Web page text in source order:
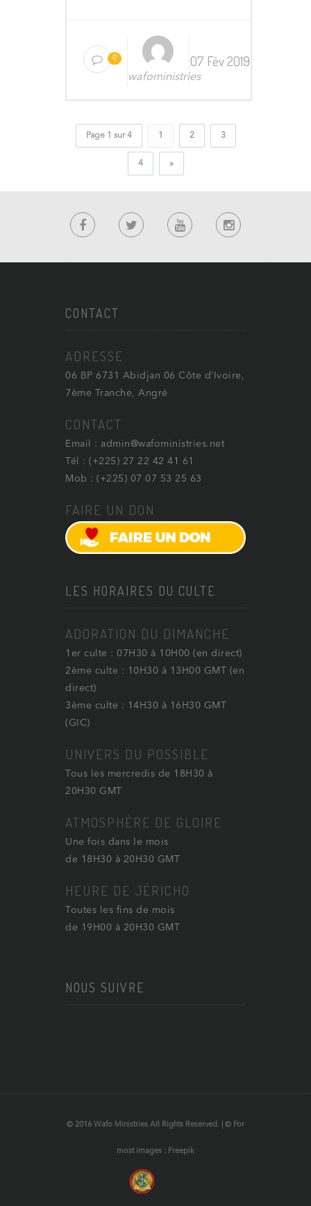
0
wafoministries
07 Fév 2019
Page 1 sur 4 1 2 3
4 »
CONTACT
ADRESSE
06 BP 6731 Abidjan 06 Côte d’Ivoire,
7ème Tranche, Angré
CONTACT
Email : admin@wafoministries.net
Tél : (+225) 27 22 42 41 61
Mob : (+225) 07 07 53 25 63
FAIRE UN DON
LES HORAIRES DU CULTE
ADORATION DU DIMANCHE
1er culte : 07H30 à 10H00 (en direct)
2ème culte : 10H30 à 13H00 GMT (en
direct)
3ème culte : 14H30 à 16H30 GMT
(GIC)
UNIVERS DU POSSIBLE
Tous les mercredis de 18H30 à
20H30 GMT
ATMOSPHÈRE DE GLOIRE
Une fois dans le mois
de 18H30 à 20H30 GMT
HEURE DE JÉRICHO
Toutes les fins de mois
de 19H00 à 20H30 GMT
NOUS SUIVRE
© 2016 Wafo Ministries All Rights Reserved. | © For
most images : Freepik